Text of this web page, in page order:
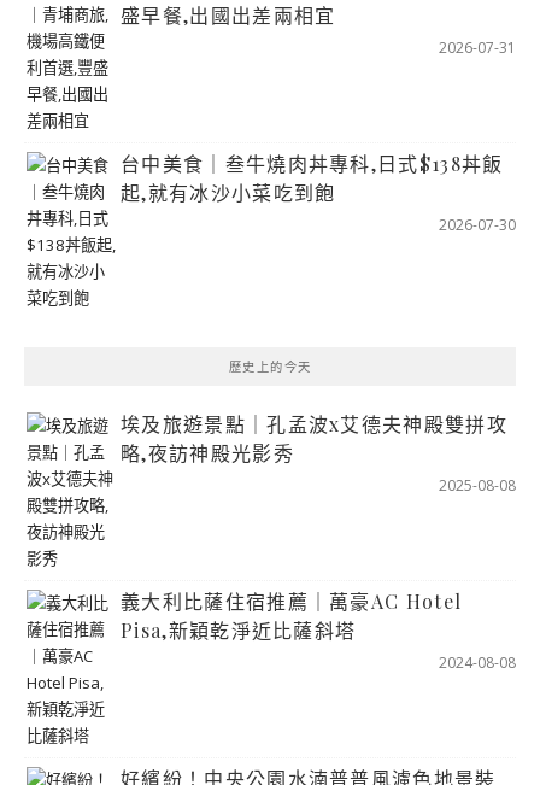
盛早餐,出國出差兩相宜
2026-07-31
台中美食｜叁牛燒肉丼專科,日式$138丼飯
起,就有冰沙小菜吃到飽
2026-07-30
歷史上的今天
埃及旅遊景點｜孔孟波x艾德夫神殿雙拼攻
略,夜訪神殿光影秀
2025-08-08
義大利比薩住宿推薦｜萬豪AC Hotel
Pisa,新穎乾淨近比薩斜塔
2024-08-08
好繽紛！中央公園水湳普普風濾色地景裝